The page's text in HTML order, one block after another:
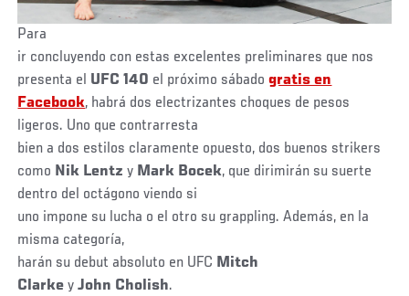
Para
ir concluyendo con estas excelentes preliminares que nos
presenta el UFC 140 el próximo sábadogratis en
Facebook, habrá dos electrizantes choques de pesos
ligeros. Uno que contrarresta
bien a dos estilos claramente opuesto, dos buenos strikers
como Nik Lentz y Mark Bocek, que dirimirán su suerte
dentro del octágono viendo si
uno impone su lucha o el otro su grappling. Además, en la
misma categoría,
harán su debut absoluto en UFC Mitch
Clarke yJohn Cholish.